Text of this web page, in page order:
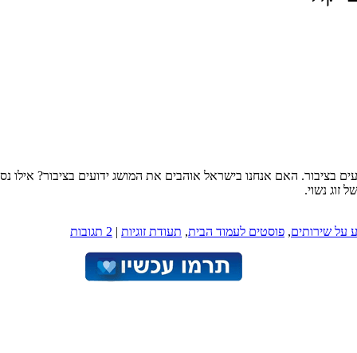
בציבור. האם אנחנו בישראל אוהבים את המושג ידועים בציבור?
זוג נשוי.
על שירותים, פוסטים לעמוד הבית, תעודת זוגיות | 2 תגובות